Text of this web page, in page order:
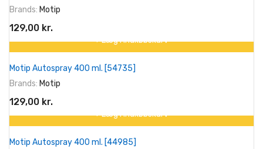
Brands: Motip
129,00 kr.
På tilbud!
+ Læg I Indkøbskurv
Motip Autospray 400 ml. [54735]
Brands: Motip
129,00 kr.
På tilbud!
+ Læg I Indkøbskurv
Motip Autospray 400 ml. [44985]